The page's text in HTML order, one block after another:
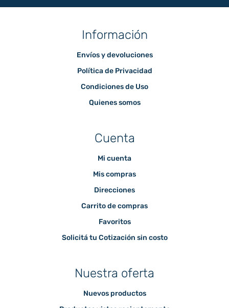
Información
Envíos y devoluciones
Política de Privacidad
Condiciones de Uso
Quienes somos
Cuenta
Mi cuenta
Mis compras
Direcciones
Carrito de compras
Favoritos
Solicitá tu Cotización sin costo
Nuestra oferta
Nuevos productos